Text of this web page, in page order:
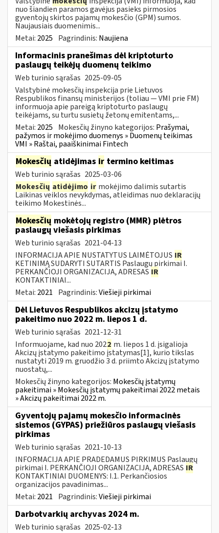
nuo šiandien paramos gavėjus pasieks pirmosios
gyventojų skirtos pajamų mokesčio (GPM) sumos.
Naujausiais duomenimis...
Metai: 2025 Pagrindinis: Naujiena
Informacinis pranešimas dėl kriptoturto
paslaugų teikėjų duomenų teikimo
Web turinio sąrašas 2025-09-05
Valstybinė mokesčių inspekcija prie Lietuvos
Respublikos finansų ministerijos (toliau — VMI prie FM)
informuoja apie pareigą kriptoturto paslaugų
teikėjams, su turtu susietų žetonų emitentams,...
Metai: 2025 Mokesčių žinyno kategorijos: Prašymai,
pažymos ir mokėjimo duomenys » Duomenų teikimas
VMI » Raštai, paaiškinimai Fintech
Mokesčių atidėjimas ir termino keitimas
Web turinio sąrašas 2025-03-06
Mokesčių atidėjimo ir mokėjimo dalimis sutartis
Laikinas veiklos nevykdymas, atleidimas nuo deklaracijų
teikimo Mokestinės...
Mokesčių mokėtojų registro (MMR) plėtros
paslaugų viešasis pirkimas
Web turinio sąrašas 2021-04-13
INFORMACIJA APIE NUSTATYTUS LAIMĖTOJUS IR
KETINIMĄ SUDARYTI SUTARTIS Paslaugų pirkimai I.
PERKANČIOJI ORGANIZACIJA, ADRESAS IR
KONTAKTINIAI...
Metai: 2021 Pagrindinis:Viešieji pirkimai
Dėl Lietuvos Respublikos akcizų įstatymo
pakeitimo nuo 2022 m. liepos 1 d.
Web turinio sąrašas 2021-12-31
Informuojame, kad nuo 2022 m. liepos 1 d. įsigalioja
Akcizų įstatymo pakeitimo įstatymas[1], kurio tikslas
nustatyti 2019 m. gruodžio 3 d. priimto Akcizų įstatymo
nuostatų,...
Mokesčių žinyno kategorijos: Mokesčių įstatymų
pakeitimai » Mokesčių įstatymų pakeitimai 2022 metais
» Akcizų pakeitimai 2022 m.
Gyventojų pajamų mokesčio informacinės
sistemos (GYPAS) priežiūros paslaugų viešasis
pirkimas
Web turinio sąrašas 2021-10-13
INFORMACIJA APIE PRADEDAMUS PIRKIMUS Paslaugų
pirkimai I. PERKANČIOJI ORGANIZACIJA, ADRESAS IR
KONTAKTINIAI DUOMENYS: I.1. Perkančiosios
organizacijos pavadinimas...
Metai: 2021 Pagrindinis:Viešieji pirkimai
Darbotvarkių archyvas 2024 m.
Web turinio sąrašas 2025-02-13